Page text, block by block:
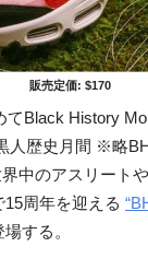
販売定価: $170
てBlack History
人歴史月間 ※略
中のアスリート
周年を迎える
する。